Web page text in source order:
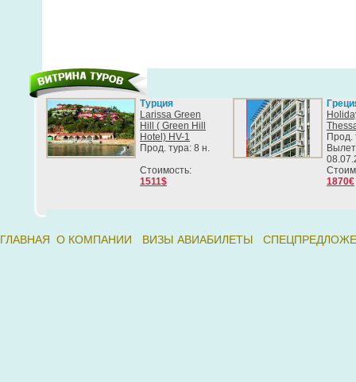
Турция
Larissa Green
Hill ( Green Hill
Hotel) HV-1
Прод. тура: 8 н.
Стоимость:
1511$
Прод.
1870€
ГЛАВНАЯ О КОМПАНИИ ВИЗЫ АВИАБИЛЕТЫ